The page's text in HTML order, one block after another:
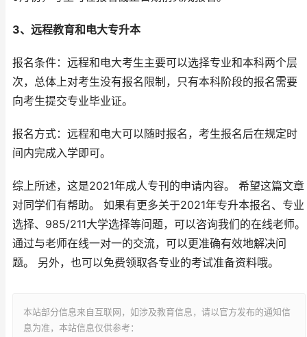
3、远程教育和电大专升本
报名条件：远程和电大考生主要可以选择专业和本科两个层
次，总体上对考生没有报名限制，只有本科阶段的报名需要
向考生提交专业毕业证。
报名方式：远程和电大可以随时报名，考生报名后在规定时
间内完成入学即可。
综上所述，这是2021年成人专刊的申请内容。 希望这篇文章
对同学们有帮助。 如果有更多关于2021年专升本报名、专业
选择、985/211大学选择等问题，可以咨询我们的在线老师。
通过与老师在线一对一的交流，可以更准确有效地解决问
题。 另外，也可以免费领取各专业的考试准备资料哦。
本站部分信息来自互联网，如涉及教育信息，请以官方发布的通知信
息为准，本站信息仅供参考：